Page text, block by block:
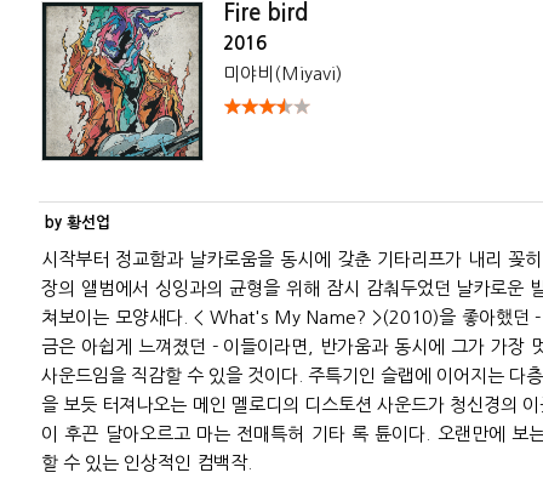
Fire bird
2016
미야비(Miyavi)
by 황선업
시작부터 정교함과 날카로움을 동시에 갖춘 기타리프가 내리 꽂
장의 앨범에서 싱잉과의 균형을 위해 잠시 감춰두었던 날카로운
쳐보이는 모양새다. < What's My Name? >(2010)을 좋아했던
금은 아쉽게 느껴졌던 - 이들이라면, 반가움과 동시에 그가 가장
사운드임을 직감할 수 있을 것이다. 주특기인 슬랩에 이어지는 다
을 보듯 터져나오는 메인 멜로디의 디스토션 사운드가 청신경의
이 후끈 달아오르고 마는 전매특허 기타 록 튠이다. 오랜만에 보
할 수 있는 인상적인 컴백작.